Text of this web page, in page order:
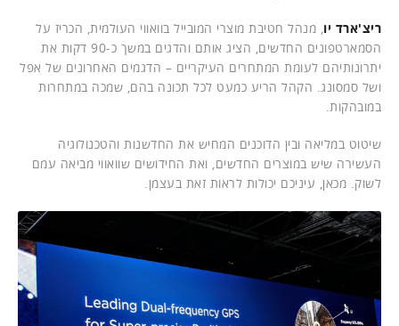
ריצ'ארד יו , מנהל חטיבת מוצרי המובייל בוואווי העולמית, הכריז על
הסמארטפונים החדשים, הציג אותם והדגים במשך כ-90 דקות את
יתרונותיהם לעומת המתחרים העיקריים – הדגמים האחרונים של אפל
ושל סמסונג. הקהל הריע כמעט לכל תכונה בהם, שמכה במתחרות
במובהקות.
שיטוט במליאה ובין הדוכנים המחיש את החדשנות והטכנולוגיה
העשירה שיש במוצרים החדשים, ואת החידושים שוואווי מביאה עמם
לשוק. מכאן, עיניכם יכולות לראות זאת בעצמן.